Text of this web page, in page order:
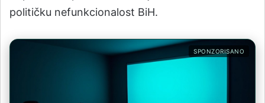
političku nefunkcionalost BiH.
SPONZORISANO